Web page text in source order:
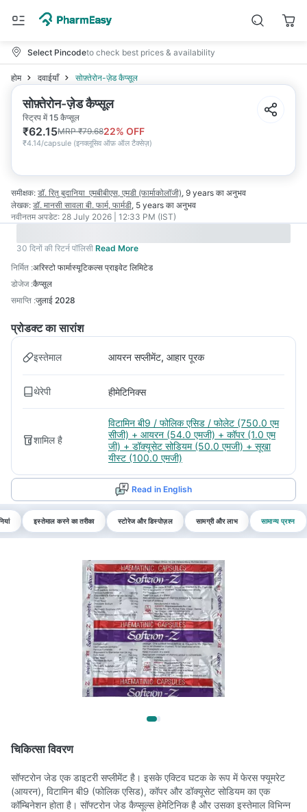
Select Pincodeto check best prices & availability
होम दवाईयाँ सोफ़्तेरोन-ज़ेड कैप्सूल
सोफ़्तेरोन-ज़ेड कैप्सूल
स्ट्रिप में 15 कैप्सूल
₹62.15MRP₹79.6822% OFF
₹4.14/capsule (इनक्लूसिव ऑफ़ ऑल टैक्सेज़)
समीक्षक: डॉ. रितु बुदानिया एमबीबीएस, एमडी (फार्माकोलॉजी), 9 years का अनुभव
लेखक: डॉ. मानसी सावला बी. फार्म, फार्मडी, 5 years का अनुभव
नवीनतम अपडेट: 28 July 2026 | 12:33 PM (IST)
30 दिनों की रिटर्न पॉलिसी Read More
निर्मित :अरिस्टो फार्मास्यूटिकल्स प्राइवेट लिमिटेड
डोजेज :कैप्सूल
समाप्ति :जुलाई 2028
प्रोडक्ट का सारांश
इस्तेमाल आयरन सप्लीमेंट, आहार पूरक
थेरेपी हीमेटिनिक्स
शामिल है
विटामिन बी9 / फोलिक एसिड / फोलेट (750.0 एम
सीजी) + आयरन (54.0 एमजी) + कॉपर (1.0 एम
जी) + डॉक्यूसेट सोडियम (50.0 एमजी) + सूखा
यीस्ट (100.0 एमजी)
Read in English
इस्तेमाल करने का तरीका स्टोरेज और डिस्पोज़ल सामग्री और लाभ सामान्य प्रश्न
चिकित्सा विवरण
सॉफ्टरोन जेड एक डाइटरी सप्लीमेंट है। इसके एक्टिव घटक के रूप में फेरस फ्यूमरेट
(आयरन), विटामिन बी9 (फोलिक एसिड), कॉपर और डॉक्यूसेट सोडियम का एक
कॉम्बिनेशन होता है। सॉफ्टरोन जेड कैप्सूल्स हेमेटिनिक है और उसका इस्तेमाल विभिन्न